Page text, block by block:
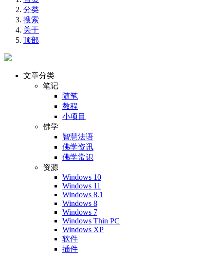
分类
搜索
关于
顶部
文章分类
笔记
随笔
教程
小项目
佛学
智慧法语
佛学资讯
佛学常识
资源
Windows 10
Windows 11
Windows 8.1
Windows 8
Windows 7
Windows Thin PC
Windows XP
软件
插件